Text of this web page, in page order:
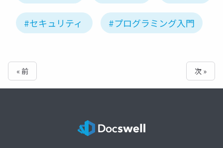
#セキュリティ #プログラミング入門
« 前 次 »